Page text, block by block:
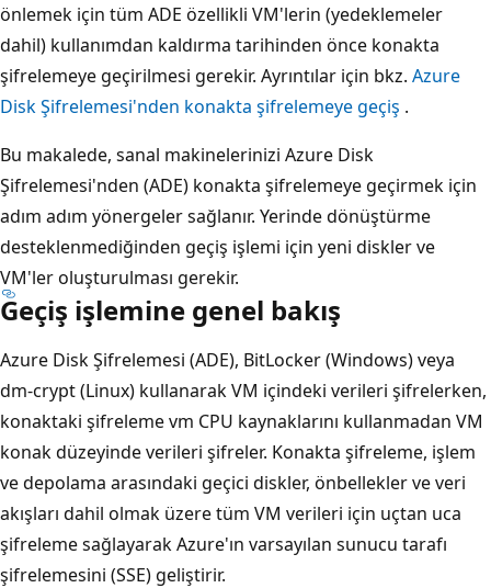
önlemek için tüm ADE özellikli VM'lerin (yedeklemeler
dahil) kullanımdan kaldırma tarihinden önce konakta
şifrelemeye geçirilmesi gerekir. Ayrıntılar için bkz. Azure
Disk Şifrelemesi'nden konakta şifrelemeye geçiş .
Bu makalede, sanal makinelerinizi Azure Disk
Şifrelemesi'nden (ADE) konakta şifrelemeye geçirmek için
adım adım yönergeler sağlanır. Yerinde dönüştürme
desteklenmediğinden geçiş işlemi için yeni diskler ve
VM'ler oluşturulması gerekir.
Geçiş işlemine genel bakış
Azure Disk Şifrelemesi (ADE), BitLocker (Windows) veya
dm-crypt (Linux) kullanarak VM içindeki verileri şifrelerken,
konaktaki şifreleme vm CPU kaynaklarını kullanmadan VM
konak düzeyinde verileri şifreler. Konakta şifreleme, işlem
ve depolama arasındaki geçici diskler, önbellekler ve veri
akışları dahil olmak üzere tüm VM verileri için uçtan uca
şifreleme sağlayarak Azure'ın varsayılan sunucu tarafı
şifrelemesini (SSE) geliştirir.